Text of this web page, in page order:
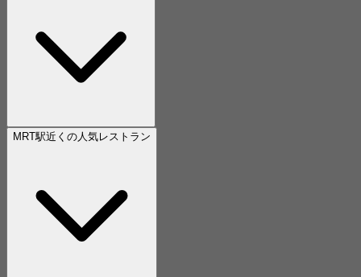
MRT駅近くの人気レストラン